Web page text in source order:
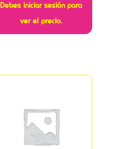
Debes iniciar sesión para
ver el precio.